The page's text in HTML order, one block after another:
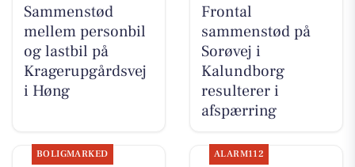
Sammenstød
mellem personbil
og lastbil på
Kragerupgårdsvej
i Høng
Frontal
sammenstød på
Sorøvej i
Kalundborg
resulterer i
afspærring
BOLIGMARKED ALARM112